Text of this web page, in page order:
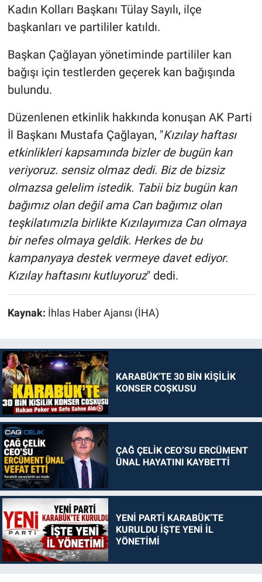
Kadın Kolları Başkanı Tülay Sayılı, ilçe
başkanları ve partililer katıldı.
Başkan Çağlayan yönetiminde partililer kan
bağışı için testlerden geçerek kan bağışında
bulundu.
Düzenlenen etkinlik hakkında konuşan AK Parti
İl Başkanı Mustafa Çağlayan, "Kızılay haftası
etkinlikleri kapsamında bizler de bugün kan
veriyoruz. sensiz olmaz dedi. Biz de bizsiz
olmazsa gelelim istedik. Tabii biz bugün kan
bağımız olan değil ama Can bağımız olan
teşkilatımızla birlikte Kızılayımıza Can olmaya
bir nefes olmaya geldik. Herkes de bu
kampanyaya destek vermeye davet ediyor.
Kızılay haftasını kutluyoruz" dedi.
Kaynak: İhlas Haber Ajansı (İHA)
KARABÜK'TE 30 BİN KİŞİLİK
KONSER COŞKUSU
ÇAĞ ÇELİK CEO’SU ERCÜMENT
ÜNAL HAYATINI KAYBETTİ
YENİ PARTİ KARABÜK’TE
KURULDU İŞTE YENİ İL
YÖNETİMİ